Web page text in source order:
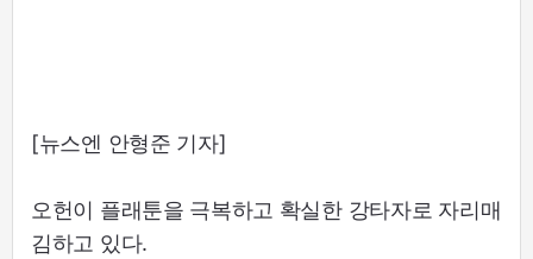
[뉴스엔 안형준 기자]
오헌이 플래툰을 극복하고 확실한 강타자로 자리매
김하고 있다.